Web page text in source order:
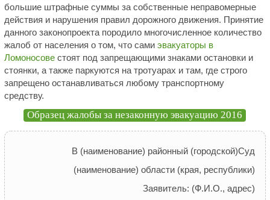
большие штрафные суммы за собственные неправомерные
действия и нарушения правил дорожного движения. Принятие
данного законопроекта породило многочисленное количество
жалоб от населения о том, что сами эвакуаторы в
Ломоносовестоят под запрещающими знаками остановки и
стоянки, а также паркуются на тротуарах и там, где строго
запрещено останавливаться любому транспортному
средству.
Образец жалобы за незаконную эвакуацию 2016
В (наименование) районный (городской)Суд
(наименование) области (края, республики)
Заявитель: (Ф.И.О., адрес)